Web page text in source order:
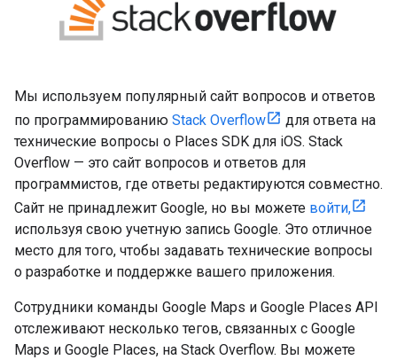
Мы используем популярный сайт вопросов и ответов
по программированию Stack Overflow
для ответа на
технические вопросы о Places SDK для iOS. Stack
Overflow — это сайт вопросов и ответов для
программистов, где ответы редактируются совместно.
Сайт не принадлежит Google, но вы можете войти,
используя свою учетную запись Google. Это отличное
место для того, чтобы задавать технические вопросы
о разработке и поддержке вашего приложения.
Сотрудники команды Google Maps и Google Places API
отслеживают несколько тегов, связанных с Google
Maps и Google Places, на Stack Overflow. Вы можете